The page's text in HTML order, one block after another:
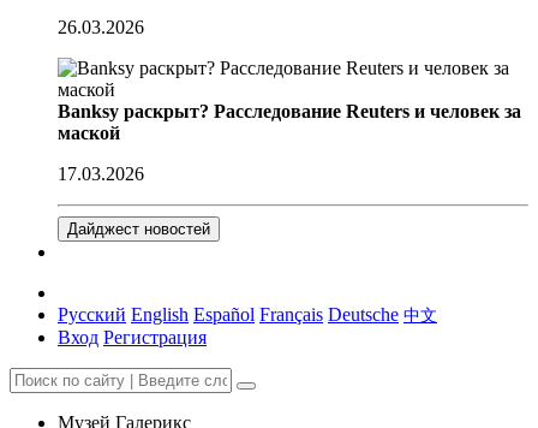
26.03.2026
Banksy раскрыт? Расследование Reuters и человек за
маской
17.03.2026
Дайджест новостей
Русский English Español Français Deutsche 中文
Вход Регистрация
Музей Галерикс